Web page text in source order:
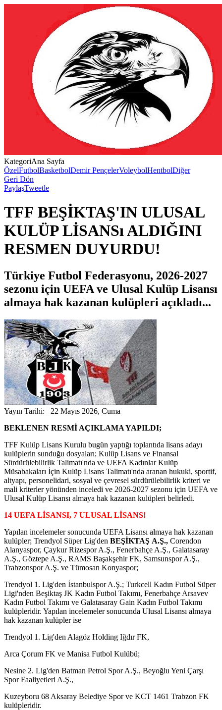
KategoriAna Sayfa
ÖzelFutbolBasketbolDemir PençelerVoleybolHentbolDiğer
Geri Dön
PaylaşTweetle
TFF BEŞİKTAŞ'IN ULUSAL
KULÜP LİSANSı ALDIĞINI
RESMEN DUYURDU!
Türkiye Futbol Federasyonu, 2026-2027
sezonu için UEFA ve Ulusal Kulüp Lisansı
almaya hak kazanan kulüpleri açıkladı...
Yayın Tarihi: 22 Mayıs 2026, Cuma
BEKLENEN RESMİ AÇIKLAMA YAPILDI;
TFF Kulüp Lisans Kurulu bugün yaptığı toplantıda lisans adayı
kulüplerin sunduğu dosyaları; Kulüp Lisans ve Finansal
Sürdürülebilirlik Talimatı'nda ve UEFA Kadınlar Kulüp
Müsabakaları İçin Kulüp Lisans Talimatı'nda aranan hukuki, sportif,
altyapı, personelidari, sosyal ve çevresel sürdürülebilirlik kriteri ve
mali kriterler yönünden inceledi ve 2026-2027 sezonu için UEFA ve
Ulusal Kulüp Lisansı almaya hak kazanan kulüpleri belirledi.
14 UEFA LİSANSI, 7 ULUSAL LİSANS!
Yapılan incelemeler sonucunda UEFA Lisansı almaya hak kazanan
kulüpler; Trendyol Süper Lig'den BEŞİKTAŞ A.Ş., Corendon
Alanyaspor, Çaykur Rizespor A.Ş., Fenerbahçe A.Ş., Galatasaray
A.Ş., Göztepe A.Ş., RAMS Başakşehir FK, Samsunspor A.Ş.,
Trabzonspor A.Ş. ve Tümosan Konyaspor;
Trendyol 1. Lig'den İstanbulspor A.Ş.; Turkcell Kadın Futbol Süper
Ligi'nden Beşiktaş JK Kadın Futbol Takımı, Fenerbahçe Arsavev
Kadın Futbol Takımı ve Galatasaray Gain Kadın Futbol Takımı
kulüpleridir. Yapılan incelemeler sonucunda Ulusal Lisansı almaya
hak kazanan kulüpler ise
Trendyol 1. Lig'den Alagöz Holding Iğdır FK,
Arca Çorum FK ve Manisa Futbol Kulübü;
Nesine 2. Lig'den Batman Petrol Spor A.Ş., Beyoğlu Yeni Çarşı
Spor Faaliyetleri A.Ş.,
Kuzeyboru 68 Aksaray Belediye Spor ve KCT 1461 Trabzon FK
kulüpleridir.